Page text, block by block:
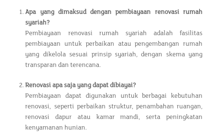
Apa yang dimaksud dengan pembiayaan renovasi rumah
syariah?
Pembiayaan renovasi rumah syariah adalah fasilitas
pembiayaan untuk perbaikan atau pengembangan rumah
yang dikelola sesuai prinsip syariah, dengan skema yang
transparan dan terencana.
Renovasi apa saja yang dapat dibiayai?
Pembiayaan dapat digunakan untuk berbagai kebutuhan
renovasi, seperti perbaikan struktur, penambahan ruangan,
renovasi dapur atau kamar mandi, serta peningkatan
kenyamanan hunian.